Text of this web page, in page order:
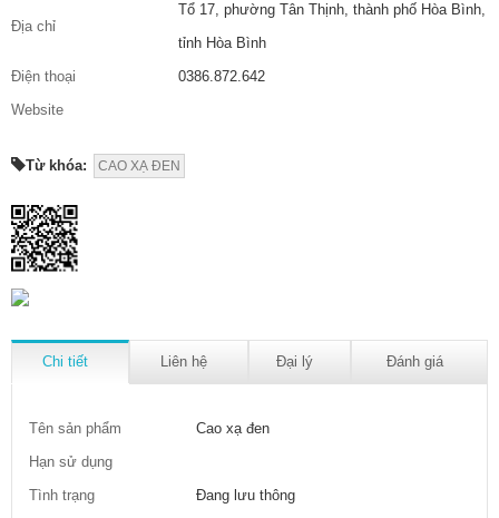
Địa chỉ
Tổ 17, phường Tân Thịnh, thành phố Hòa Bình,
tỉnh Hòa Bình
Điện thoại
0386.872.642
Website
Từ khóa: CAO XẠ ĐEN
Chi tiết Liên hệ Đại lý Đánh giá
Tên sản phẩm
Cao xạ đen
Hạn sử dụng
Tình trạng
Đang lưu thông